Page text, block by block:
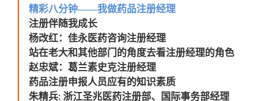
精彩八分钟——我做药品注册经理
注册伴随我成长
杨改红：佳永医药咨询注册经理
站在老大和其他部门的角度去看注册经理的角色
赵忠斌：葛兰素史克注册经理
药品注册申报人员应有的知识素质
朱精兵: 浙江圣兆医药注册部、国际事务部经理